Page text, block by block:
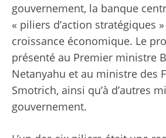
gouvernement, la banque
« piliers d’action stratégiques
croissance économique. Le
présenté au Premier ministre
Netanyahu et au ministre des
Smotrich, ainsi qu’à d’autres
gouvernement.